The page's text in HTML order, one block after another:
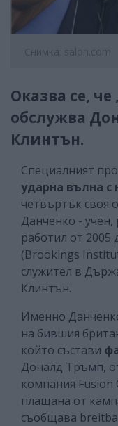
Снимка: salon.com
Оказва се, че
обслужва
Клинтън.
Специалният
ударна вълна с
четвъртък своя
Данченко -
работил от 2005
(Brookings
служител в
Клинтън.
Именно
на бившия
който състави
Доналд Тръмп,
компания Fusion
плащана от
съобщава